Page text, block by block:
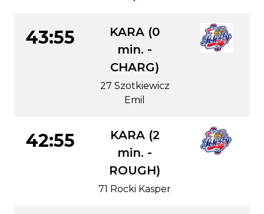
43:55
KARA (0
min. -
CHARG)
27 Szotkiewicz
Emil
42:55
KARA (2
min. -
ROUGH)
71 Rocki Kasper